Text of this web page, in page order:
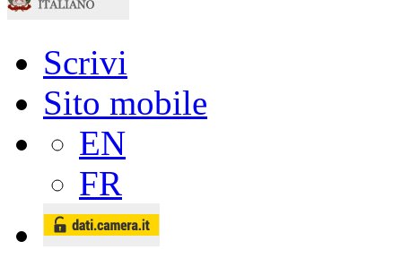
Scrivi
Sito mobile
EN
FR